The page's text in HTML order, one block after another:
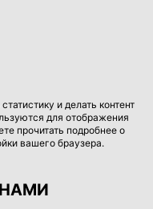
и делать контент
для отображения
прочитать подробнее о
вашего браузера.